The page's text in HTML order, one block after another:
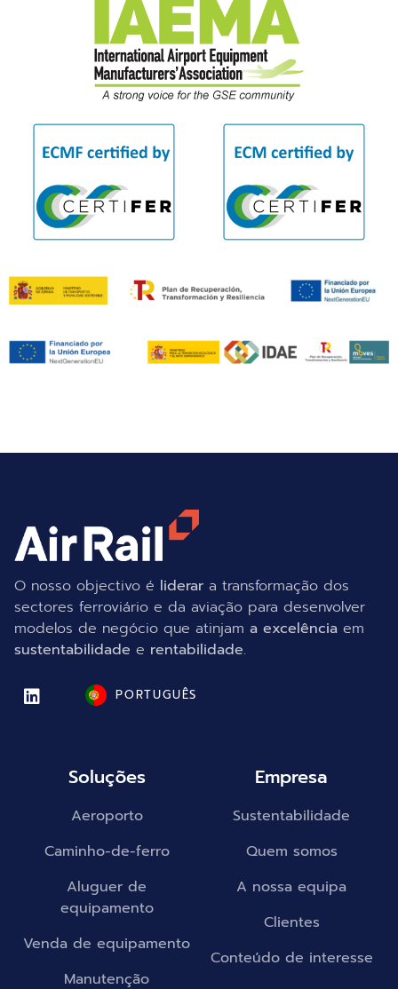
O nosso objectivo é liderar a transformação dos
sectores ferroviário e da aviação para desenvolver
modelos de negócio que atinjam a excelência em
sustentabilidade e rentabilidade.
PORTUGUÊS
Soluções
Aeroporto
Caminho-de-ferro
Aluguer de
equipamento
Venda de equipamento
Manutenção
Empresa
Sustentabilidade
Quem somos
A nossa equipa
Clientes
Conteúdo de interesse